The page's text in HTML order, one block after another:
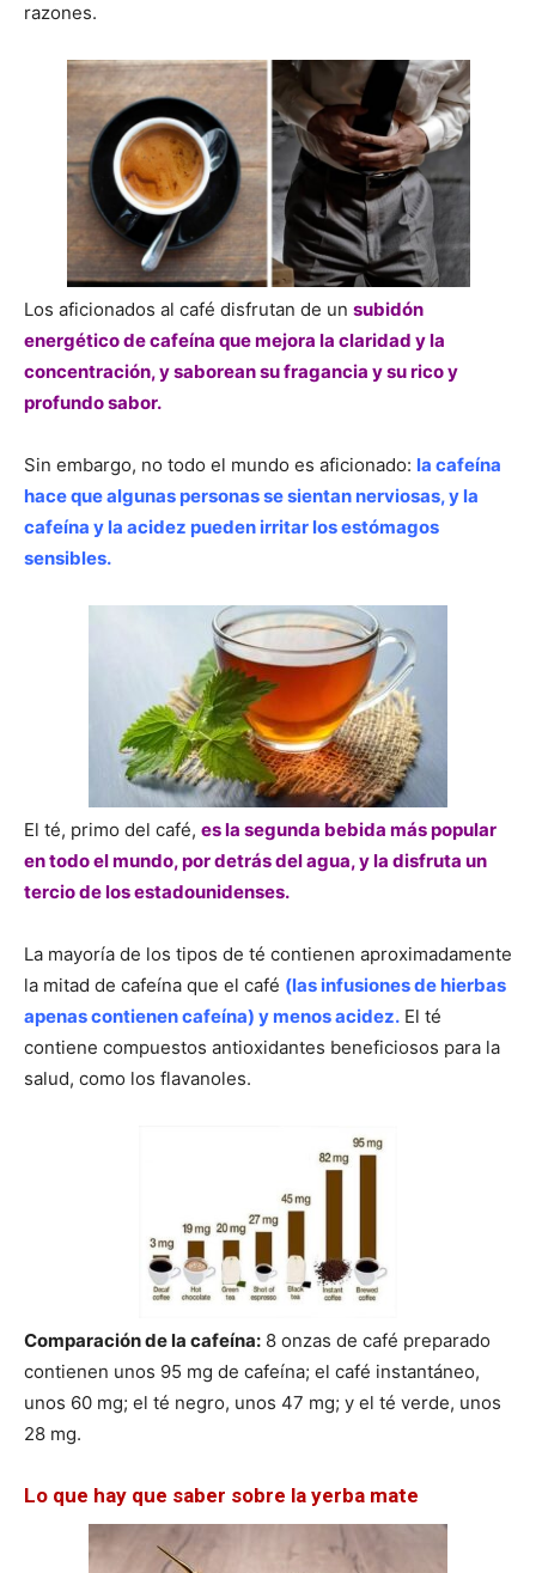
razones.
Los aficionados al café disfrutan de un subidón
energético de cafeína que mejora la claridad y la
concentración, y saborean su fragancia y su rico y
profundo sabor.
Sin embargo, no todo el mundo es aficionado: la cafeína
hace que algunas personas se sientan nerviosas, y la
cafeína y la acidez pueden irritar los estómagos
sensibles.
El té, primo del café, es la segunda bebida más popular
en todo el mundo, por detrás del agua, y la disfruta un
tercio de los estadounidenses.
La mayoría de los tipos de té contienen aproximadamente
la mitad de cafeína que el café (las infusiones de hierbas
apenas contienen cafeína) y menos acidez. El té
contiene compuestos antioxidantes beneficiosos para la
salud, como los flavanoles.
Comparación de la cafeína: 8 onzas de café preparado
contienen unos 95 mg de cafeína; el café instantáneo,
unos 60 mg; el té negro, unos 47 mg; y el té verde, unos
28 mg.
Lo que hay que saber sobre la yerba mate